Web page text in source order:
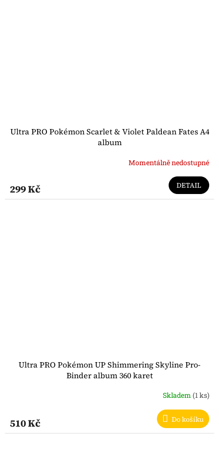
Ultra PRO Pokémon Scarlet & Violet Paldean Fates A4
album
Momentálně nedostupné
299 Kč DETAIL
Ultra PRO Pokémon UP Shimmering Skyline Pro-
Binder album 360 karet
Skladem (1 ks)
510 Kč Do košíku